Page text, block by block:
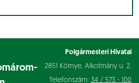
Polgármesteri Hivatal
2851 Környe, Alkotmány u. 2.
Telefonszám: 34 / 573 - 100